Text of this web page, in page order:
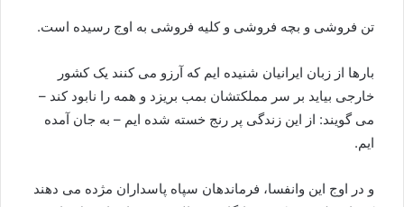
تن فروشی و بچه فروشی و کلیه فروشی به اوج رسیده است.
بارها از زبان ایرانیان شنیده ایم که آرزو می کنند یک کشور
خارجی بیاید بر سر مملکتشان بمب بریزد و همه را نابود کند –
می گویند: از این زندگی پر رنج خسته شده ایم – به جان آمده
ایم.
و در اوج این وانفسا، فرماندهان سپاه پاسداران مژده می دهند